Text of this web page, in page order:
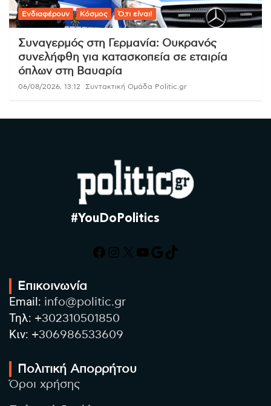
Ενδιαφέρουν Κόσμος Ό,τι είναι!
Συναγερμός στη Γερμανία: Ουκρανός
συνελήφθη για κατασκοπεία σε εταιρία
όπλων στη Βαυαρία
06/08/2026, 13:12 Συντακτική Ομάδα Politic.gr
#YouDoPolitics
Facebook
Instagram
X YouTube
Google
TikTok
Επικοινωνία
Email: info@politic.gr
Τηλ: +302310501850
Κιν: +306986533609
Πολιτική Απορρήτου
Όροι χρήσης